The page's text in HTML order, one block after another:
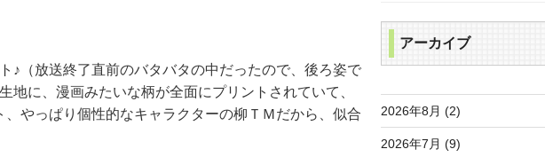
♪（放送終了直前のバタバタの中だったので、後ろ姿で
地に、漫画みたいな柄が全面にプリントされていて、
やっぱり個性的なキャラクターの柳ＴＭだから、似合
アーカイブ
2026年8月 (2)
2026年7月 (9)